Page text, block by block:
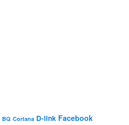
BQ Cortana D-link Facebook